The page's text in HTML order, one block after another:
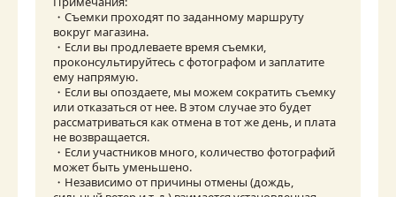
・Съемки проходят по заданному маршруту
вокруг магазина.
・Если вы продлеваете время съемки,
проконсультируйтесь с фотографом и заплатите
ему напрямую.
・Если вы опоздаете, мы можем сократить съемку
или отказаться от нее. В этом случае это будет
рассматриваться как отмена в тот же день, и плата
не возвращается.
・Если участников много, количество фотографий
может быть уменьшено.
・Независимо от причины отмены (дождь,